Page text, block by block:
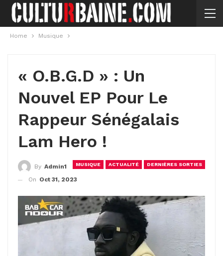
Home Musique
« O.B.G.D » : Un
Nouvel EP Pour Le
Rappeur Sénégalais
Lam Hero !
MUSIQUE ACTUALITÉ DERNIÈRES SORTIES
By Admin1
On Oct 31, 2023